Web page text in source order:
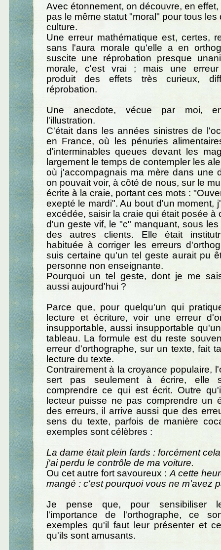
Avec étonnement, on découvre, en
pas le même statut "moral" pour tous les
culture.
Une erreur mathématique est, certes,
sans l'aura morale qu'elle a en
suscite une réprobation presque
morale, c'est vrai ; mais une erreur
produit des effets très curieux,
réprobation.
Une anecdote, vécue par moi,
l'illustration.
C'était dans les années sinistres de
en France, où les pénuries
d'interminables queues devant les
largement le temps de contempler les
où j'accompagnais ma mère dans une
on pouvait voir, à côté de nous, sur le
écrite à la craie, portant ces mots :
exepté le mardi". Au bout d'un moment,
excédée, saisir la craie qui était posée à
d'un geste vif, le "c" manquant, sous
des autres clients. Elle était
habituée à corriger les erreurs
suis certaine qu'un tel geste aurait pu
personne non enseignante.
Pourquoi un tel geste, dont je me
aussi aujourd'hui ?
Parce que, pour quelqu'un qui
lecture et écriture, voir une erreur
insupportable, aussi insupportable
tableau. La formule est du reste
erreur d'orthographe, sur un texte, fait
lecture du texte.
Contrairement à la croyance populaire,
sert pas seulement à écrire, elle
comprendre ce qui est écrit. Outre
lecteur puisse ne pas comprendre un
des erreurs, il arrive aussi que des
sens du texte, parfois de manière
exemples sont célèbres :
La dame était plein fards : forcément
j'ai perdu le contrôle de ma voiture.
Ou cet autre fort savoureux :A cette
mangé : c'est pourquoi vous ne m'avez
Je pense que, pour sensibiliser
l'importance de l'orthographe, ce
exemples qu'il faut leur présenter et
qu'ils sont amusants.